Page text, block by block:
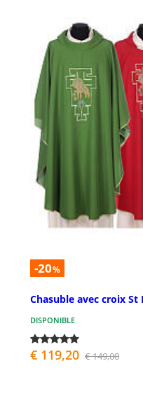
-20%
Chasuble avec croix
DISPONIBLE
€ 119,20 € 149,00